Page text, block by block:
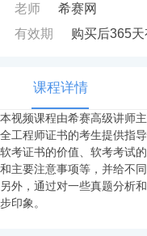
老师
希赛网
有效期
购买后365天
课程详情
本视频课程由希赛高级讲师
全工程师证书的考生提供指
软考证书的价值、软考考试
和主要注意事项等，并给不
另外，通过对一些真题分析
步印象。